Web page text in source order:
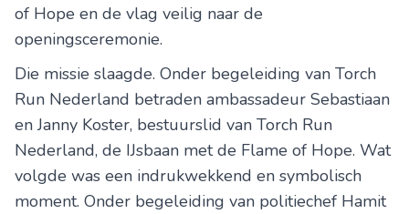
of Hope en de vlag veilig naar de
openingsceremonie.
Die missie slaagde. Onder begeleiding van Torch
Run Nederland betraden ambassadeur Sebastiaan
en Janny Koster, bestuurslid van Torch Run
Nederland, de IJsbaan met de Flame of Hope. Wat
volgde was een indrukwekkend en symbolisch
moment. Onder begeleiding van politiechef Hamit